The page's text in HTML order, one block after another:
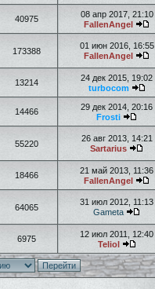
40975
08 апр 2017, 21:10
FallenAngel
173388
01 июн 2016, 16:55
FallenAngel
13214
24 дек 2015, 19:02
turbocom
14466
29 дек 2014, 20:16
Frosti
55220
26 авг 2013, 14:21
Sartarius
18466
21 май 2013, 11:36
FallenAngel
64065
31 июл 2012, 11:13
Gameta
6975
12 июл 2011, 12:40
Teliol